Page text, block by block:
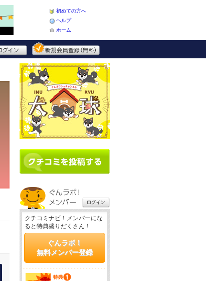
初めての方へ
ヘルプ
ホーム
クチコミナビ！メンバーにな
ると特典盛りだくさん！
ぐんラボ！
無料メンバー登録